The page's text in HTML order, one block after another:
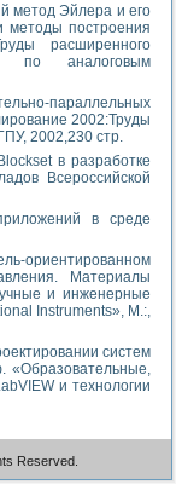
метод Эйлера и его
методы построения
расширенного
по аналоговым
параллельных
2002:Труды
2002,230 стр.
в разработке
Всероссийской
в среде
ориентированном
Материалы
и инженерные
Instruments», M.:,
систем
и технологии
Reserved.